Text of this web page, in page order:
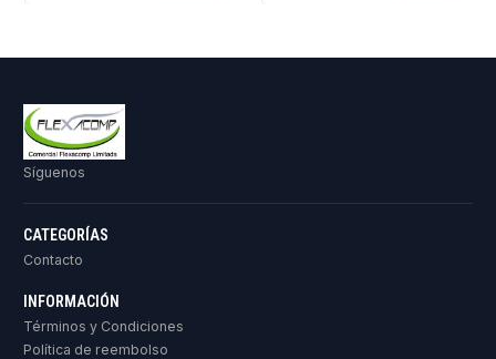
Síguenos
CATEGORÍAS
Contacto
INFORMACIÓN
Términos y Condiciones
Política de reembolso